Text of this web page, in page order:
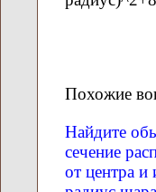
Похожие
Найдите
сечение
от центра